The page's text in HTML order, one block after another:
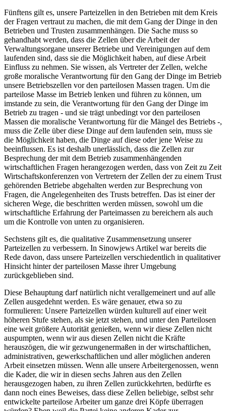
Fünftens gilt es, unsere Parteizellen in den Betrieben mit dem Kreis
der Fragen vertraut zu machen, die mit dem Gang der Dinge in den
Betrieben und Trusten zusammenhängen. Die Sache muss so
gehandhabt werden, dass die Zellen über die Arbeit der
Verwaltungsorgane unserer Betriebe und Vereinigungen auf dem
laufenden sind, dass sie die Möglichkeit haben, auf diese Arbeit
Einfluss zu nehmen. Sie wissen, als Vertreter der Zellen, welche
große moralische Verantwortung für den Gang der Dinge im Betrieb
unsere Betriebszellen vor den parteilosen Massen tragen. Um die
parteilose Masse im Betrieb lenken und führen zu können, um
imstande zu sein, die Verantwortung für den Gang der Dinge im
Betrieb zu tragen - und sie trägt unbedingt vor den parteilosen
Massen die moralische Verantwortung für die Mängel des Betriebs -,
muss die Zelle über diese Dinge auf dem laufenden sein, muss sie
die Möglichkeit haben, die Dinge auf diese oder jene Weise zu
beeinflussen. Es ist deshalb unerlässlich, dass die Zellen zur
Besprechung der mit dem Betrieb zusammenhängenden
wirtschaftlichen Fragen herangezogen werden, dass von Zeit zu Zeit
Wirtschaftskonferenzen von Vertretern der Zellen der zu einem Trust
gehörenden Betriebe abgehalten werden zur Besprechung von
Fragen, die Angelegenheiten des Trusts betreffen. Das ist einer der
sicheren Wege, die beschritten werden müssen, sowohl um die
wirtschaftliche Erfahrung der Parteimassen zu bereichern als auch
um die Kontrolle von unten zu organisieren.
Sechstens gilt es, die qualitative Zusammensetzung unserer
Parteizellen zu verbessern. In Sinowjews Artikel war bereits die
Rede davon, dass unsere Parteizellen verschiedentlich in qualitativer
Hinsicht hinter der parteilosen Masse ihrer Umgebung
zurückgeblieben sind.
Diese Behauptung darf natürlich nicht verallgemeinert und auf alle
Zellen ausgedehnt werden. Es wäre genauer, etwa so zu
formulieren: Unsere Parteizellen würden kulturell auf einer weit
höheren Stufe stehen, als sie jetzt stehen, und unter den Parteilosen
eine weit größere Autorität genießen, wenn wir diese Zellen nicht
auspumpten, wenn wir aus diesen Zellen nicht die Kräfte
herauszögen, die wir gezwungenermaßen in der wirtschaftlichen,
administrativen, gewerkschaftlichen und aller möglichen anderen
Arbeit einsetzen müssen. Wenn alle unsere Arbeitergenossen, wenn
die Kader, die wir in diesen sechs Jahren aus den Zellen
herausgezogen haben, zu ihren Zellen zurückkehrten, bedürfte es
dann noch eines Beweises, dass diese Zellen beliebige, selbst sehr
entwickelte parteilose Arbeiter um ganze drei Köpfe überragen